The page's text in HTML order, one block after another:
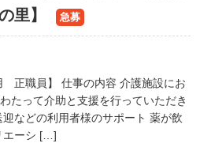
里】
急募
正職員】 仕事の内容 介護施設にお
たって介助と支援を行っていただき
などの利用者様のサポート 薬が飲
エーシ […]